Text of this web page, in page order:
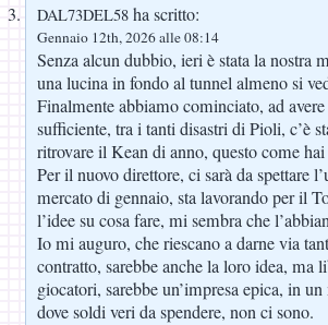
DAL73DEL58 ha scritto:
Gennaio 12th, 2026 alle 08:14
Senza alcun dubbio, ieri è stata la nostra
una lucina in fondo al tunnel almeno si
Finalmente abbiamo cominciato, ad
sufficiente, tra i tanti disastri di Pioli, c’è
ritrovare il Kean di anno, questo come
Per il nuovo direttore, ci sarà da spettare
mercato di gennaio, sta lavorando per il
l’idee su cosa fare, mi sembra che
Io mi auguro, che riescano a darne via
contratto, sarebbe anche la loro idea, ma
giocatori, sarebbe un’impresa epica, in
dove soldi veri da spendere, non ci sono.